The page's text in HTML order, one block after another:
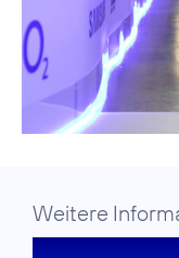
Weitere